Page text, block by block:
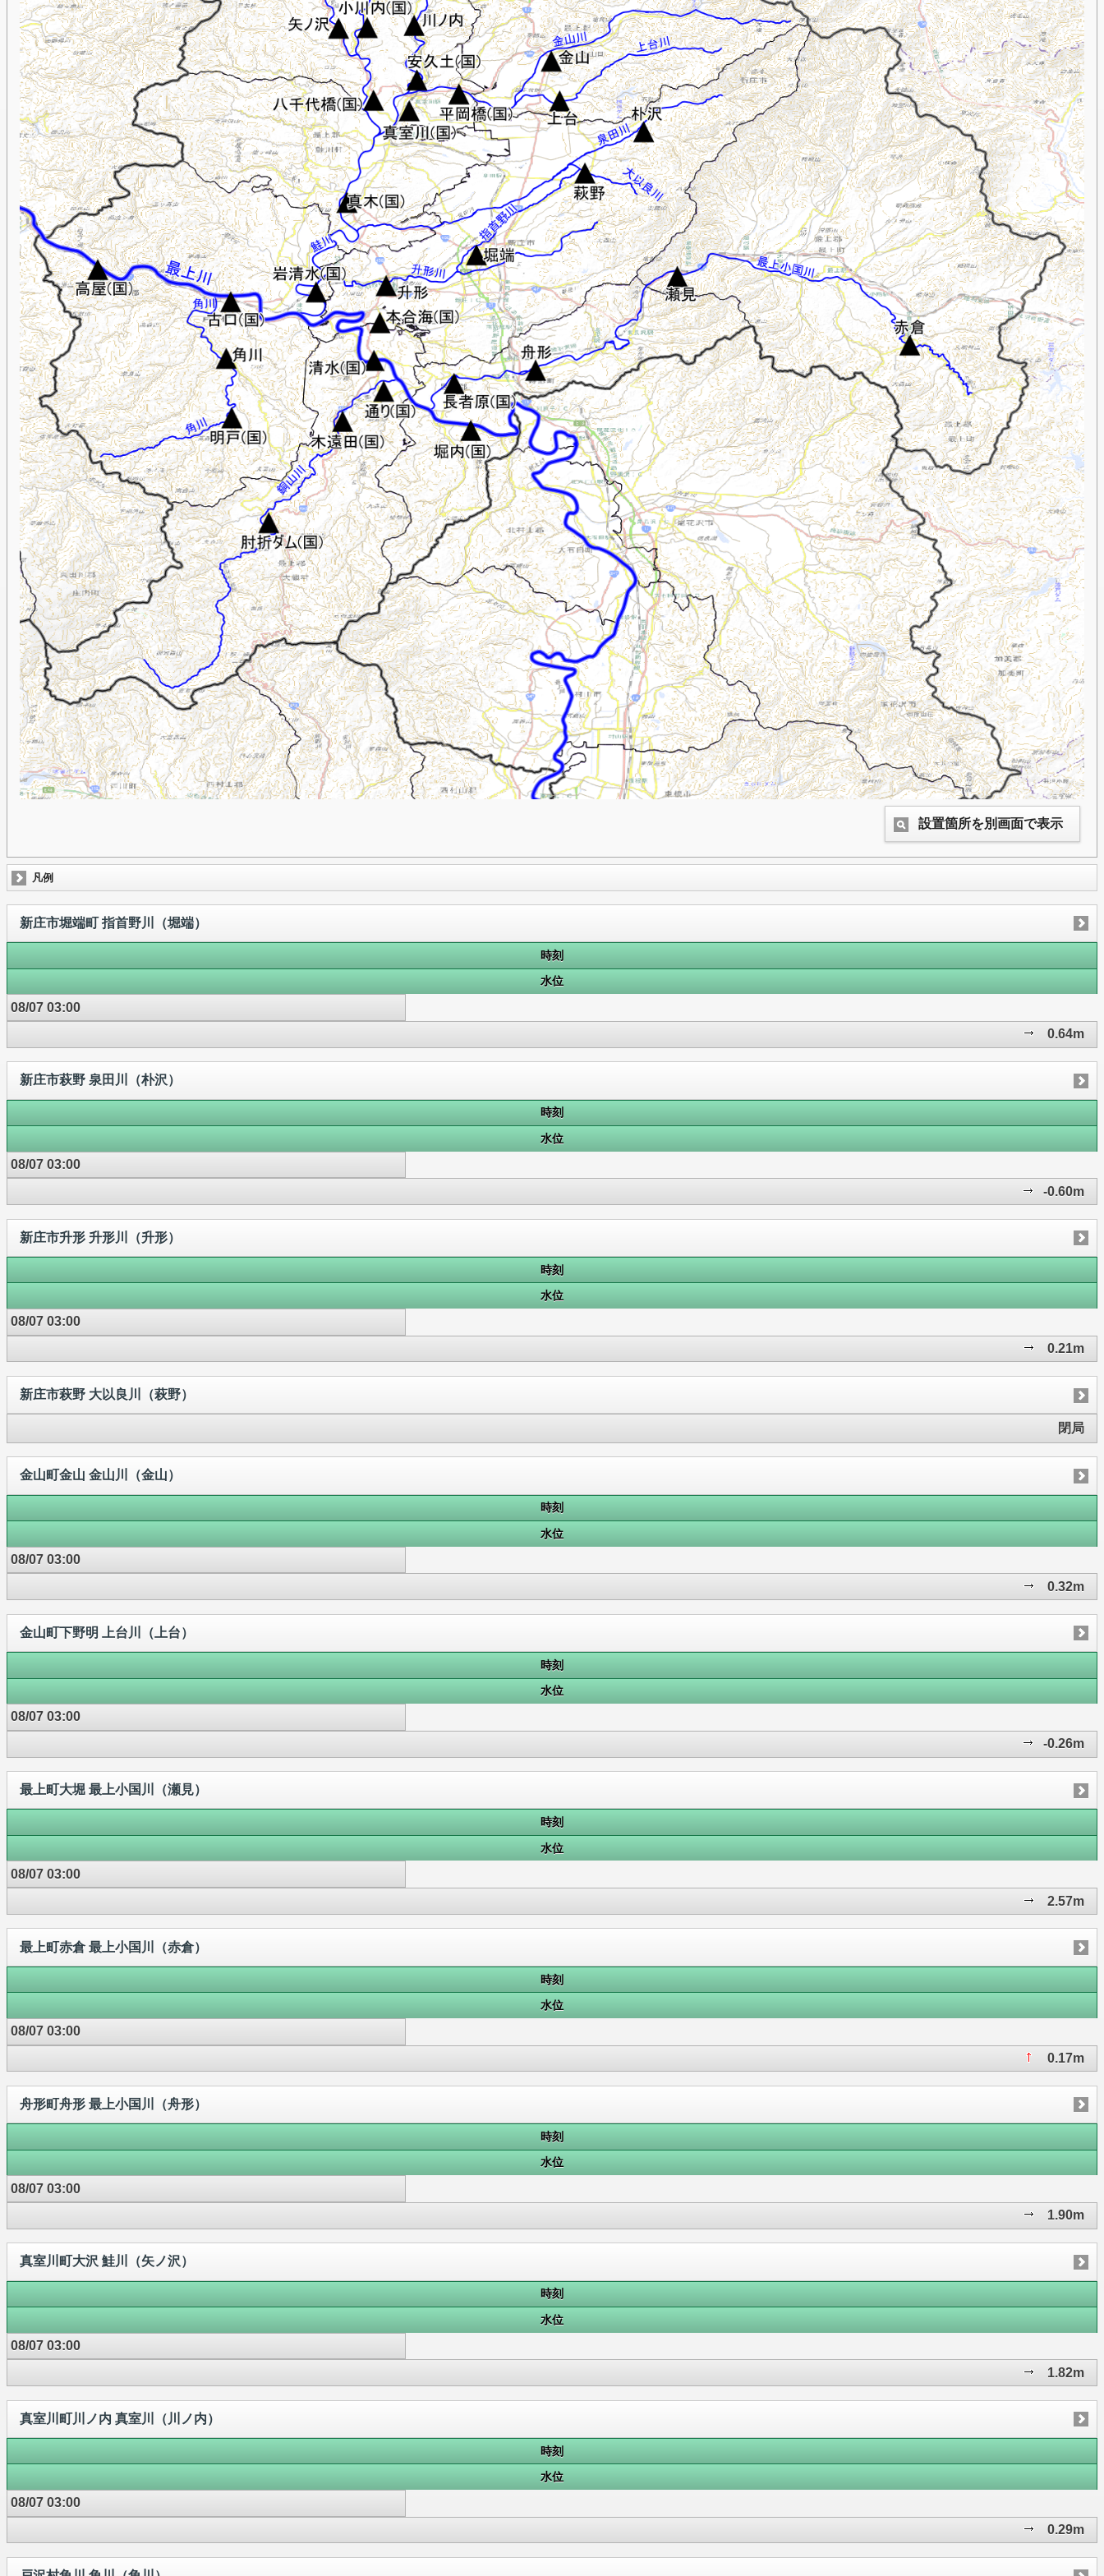
設置箇所を別画面で表示
凡例
新庄市堀端町 指首野川（堀端）
時刻
水位
08/07 03:00
0.64m
新庄市萩野 泉田川（朴沢）
時刻
水位
08/07 03:00
-0.60m
新庄市升形 升形川（升形）
時刻
水位
08/07 03:00
0.21m
新庄市萩野 大以良川（萩野）
閉局
金山町金山 金山川（金山）
時刻
水位
08/07 03:00
0.32m
金山町下野明 上台川（上台）
時刻
水位
08/07 03:00
-0.26m
最上町大堀 最上小国川（瀬見）
時刻
水位
08/07 03:00
2.57m
最上町赤倉 最上小国川（赤倉）
時刻
水位
08/07 03:00
0.17m
舟形町舟形 最上小国川（舟形）
時刻
水位
08/07 03:00
1.90m
真室川町大沢 鮭川（矢ノ沢）
時刻
水位
08/07 03:00
1.82m
真室川町川ノ内 真室川（川ノ内）
時刻
水位
08/07 03:00
0.29m